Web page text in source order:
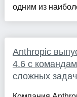
одним из
Anthropic
4.6 с
сложных задач